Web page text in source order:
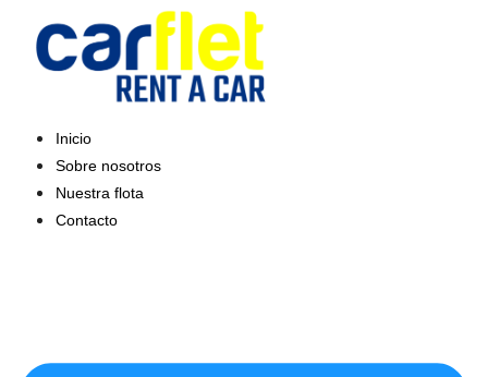
contenido
Inicio
Sobre nosotros
Nuestra flota
Contacto